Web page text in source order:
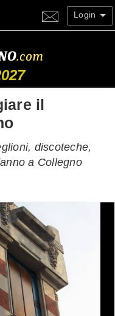
Login
il
discoteche,
a Collegno